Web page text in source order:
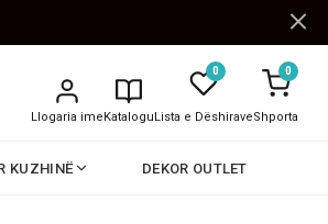
Llogaria imeKatalogu
0
Lista e Dëshirave
0
Shporta
KUZHINË DEKOR OUTLET